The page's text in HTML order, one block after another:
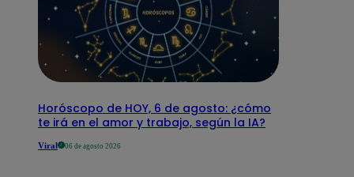
Horóscopo de HOY, 6 de agosto: ¿cómo
te irá en el amor y trabajo, según la IA?
Viral 06 de agosto 2026